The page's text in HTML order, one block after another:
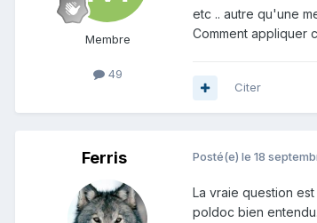
Membre
49
etc .. autre qu'une
Comment appliquer
Citer
Ferris Posté(e) le 18
La vraie question
poldoc bien